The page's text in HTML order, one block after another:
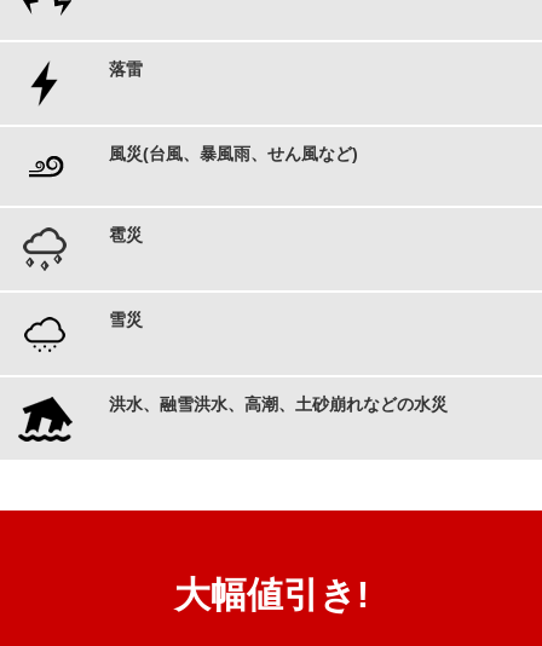
落雷
風災(台風、暴風雨、せん風など)
雹災
雪災
洪水、融雪洪水、高潮、土砂崩れなどの水災
大幅値引き!